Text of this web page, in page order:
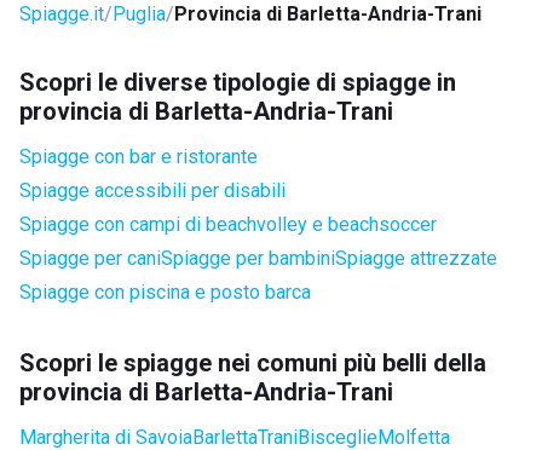
Spiagge.it Puglia Provincia di Barletta-Andria-Trani
Scopri le diverse tipologie di spiagge in
provincia di Barletta-Andria-Trani
Spiagge con bar e ristorante
Spiagge accessibili per disabili
Spiagge con campi di beachvolley e beachsoccer
Spiagge per caniSpiagge per bambiniSpiagge attrezzate
Spiagge con piscina e posto barca
Scopri le spiagge nei comuni più belli della
provincia di Barletta-Andria-Trani
Margherita di SavoiaBarlettaTraniBisceglieMolfetta